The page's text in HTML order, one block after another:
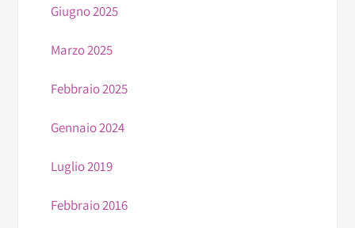
Giugno 2025
Marzo 2025
Febbraio 2025
Gennaio 2024
Luglio 2019
Febbraio 2016